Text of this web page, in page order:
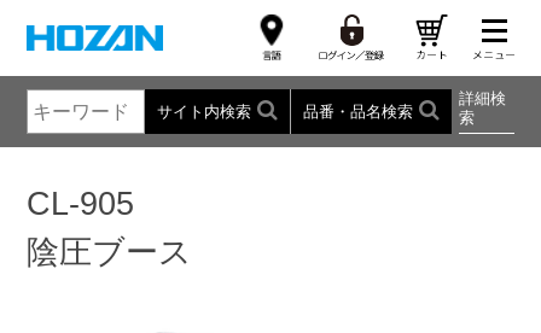
サイト内検索 品番・品名検索
詳細検
索
CL-905
陰圧ブース